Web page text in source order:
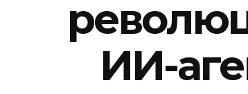
ИИ-